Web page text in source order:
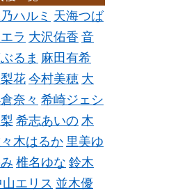
ハルミ 天海つば
ラ 大沢佑香 音
るま 麻田有希
花今村美穂 大
奈々 希崎ジェシ
希志あいの 木
木はるか 里美ゆ
椎名ゆな 鈴木
山エリス 並木優